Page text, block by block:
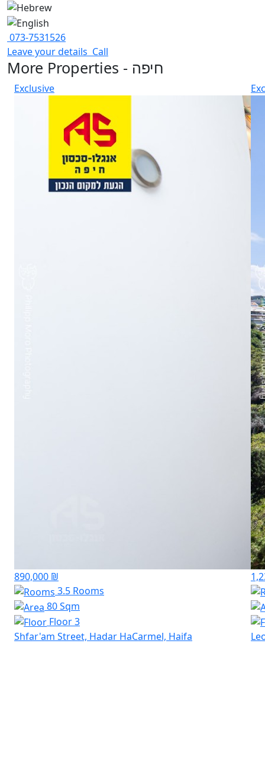
073-7531526
Leave your details Call
More Properties - חיפה
Exclusive
890,000 ₪
3.5 Rooms
80 Sqm
Floor 3
Shfar'am Street, Hadar HaCarmel, Haifa